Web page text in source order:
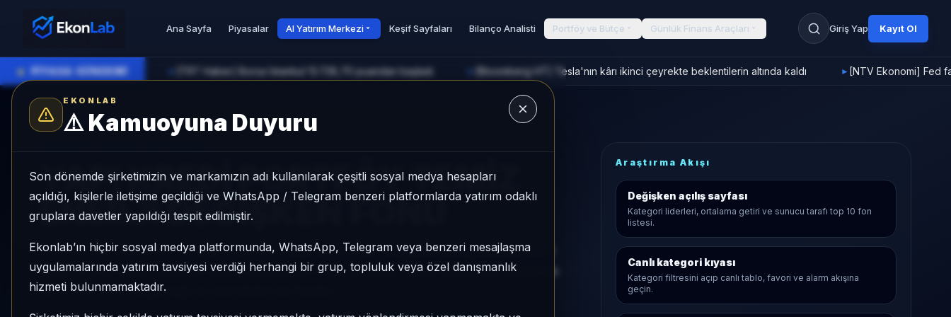
Ana Sayfa Piyasalar AI Yatırım Merkezi Keşif Sayfaları Bilanço Analisti Portföy ve Bütçe Günlük Finans Araçları Giriş Yap Kayıt Ol
EKONLAB
⚠️Kamuoyuna Duyuru
Son dönemde şirketimizin ve markamızın adı kullanılarak çeşitli sosyal medya hesapları
açıldığı, kişilerle iletişime geçildiği ve WhatsApp / Telegram benzeri platformlarda yatırım odaklı
gruplara davetler yapıldığı tespit edilmiştir.
Ekonlab’ın hiçbir sosyal medya platformunda, WhatsApp, Telegram veya benzeri mesajlaşma
uygulamalarında yatırım tavsiyesi verdiği herhangi bir grup, topluluk veya özel danışmanlık
hizmeti bulunmamaktadır.
● PİYASA GÜNDEMİ [TRT Haber] Borsa İstanbul 13.728,70 puandan başladı [Bloomberg HT] Tesla'nın kârı ikinci çeyrekte beklentilerin altında kaldı ► [NTV Ekonomi] Fed
AI Fon Radar/ Değişken
YAPI KREDİ PORTFÖY TEMİZ
ENERJİ DEĞİŞKEN FONU
YAPI KREDİ PORTFÖY TEMİZ ENERJİ DEĞİŞKEN FONU, Değişken kategorisinde son 1
ayda %-2,95 getiri, kategori içinde momentum sırası 134/160, 1 aylık volatilitesi %1,33 ve
Aktif KAP KAP yoğunluğu ile izlenebilen bir fondur.
Araştırma Akışı
Değişken açılış sayfası
Kategori liderleri, ortalama getiri ve sunucu tarafı top 10 fon
listesi.
Canlı kategori kıyası
Kategori filtresini açıp canlı tablo, favori ve alarm akışına
geçin.